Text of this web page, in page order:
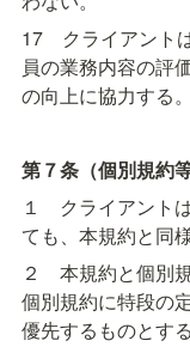
17　クライアント
員の業務内容の評
の向上に協力する。
第７条（個別規約
１　クライアント
ても、本規約と同
２　本規約と個別
個別規約に特段の
優先するものとする